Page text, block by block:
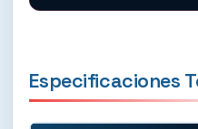
Especificaciones